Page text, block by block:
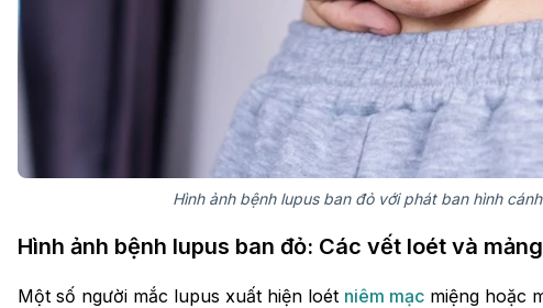
Hình ảnh bệnh lupus ban đỏ với phát ban hình
Hình ảnh bệnh lupus ban đỏ: Các vết loét và
Một số người mắc lupus xuất hiện loét niêm mạc miệng hoặc